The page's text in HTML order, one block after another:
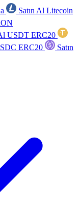
Satın Al Litecoin
USDT ERC20
ERC20
Satın